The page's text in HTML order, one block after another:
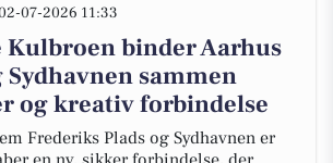
07-2026 11:33
Kulbroen binder Aarhus
sammen
og kreativ forbindelse
Frederiks Plads og Sydhavnen er